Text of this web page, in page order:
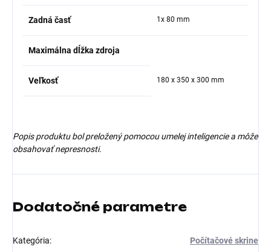
Zadná časť 1x 80 mm
Maximálna dĺžka zdroja
Veľkosť 180 x 350 x 300 mm
Popis produktu bol preložený pomocou umelej inteligencie a môže
obsahovať nepresnosti.
Dodatočné parametre
Kategória: Počítačové skrine